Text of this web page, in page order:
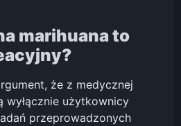
marihuana to
że z medycznej
wyłącznie użytkownicy
przeprowadzonych